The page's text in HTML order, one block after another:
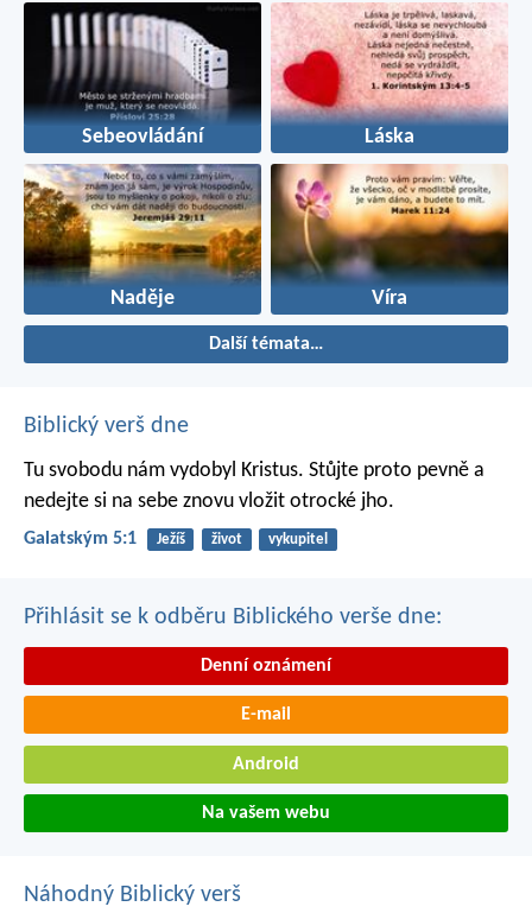
Sebeovládání Láska
Naděje Víra
Další témata…
Biblický verš dne
Tu svobodu nám vydobyl Kristus. Stůjte proto pevně a
nedejte si na sebe znovu vložit otrocké jho.
Galatským 5:1 Ježíš život vykupitel
Přihlásit se k odběru Biblického verše dne:
Denní oznámení
E-mail
Android
Na vašem webu
Náhodný Biblický verš